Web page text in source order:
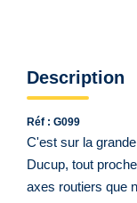
Description
Réf : G099
C'est sur la
Ducup, tout
axes routiers que